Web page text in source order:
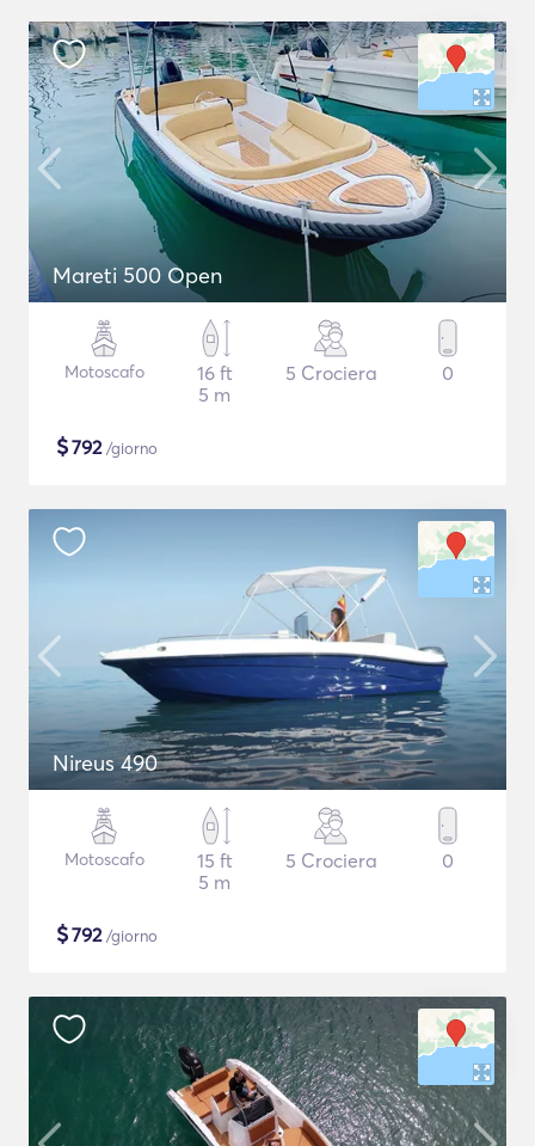
Mareti 500 Open
Motoscafo
16 ft
5 m
5 Crociera 0
$792/giorno
Nireus 490
Motoscafo
15 ft
5 m
5 Crociera 0
$792/giorno